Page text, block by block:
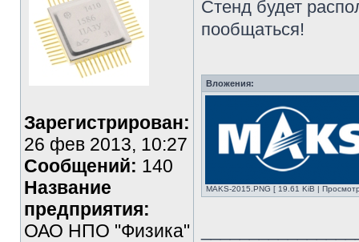
Зарегистрирован:
26 фев 2013, 10:27
Сообщений: 140
Название
предприятия:
ОАО НПО "Физика"
Стенд будет
пообщаться!
Вложения:
MAKS-2015.PNG [ 19.61 KiB |